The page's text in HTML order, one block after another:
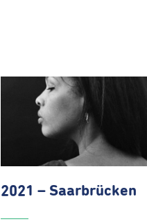
2021 – Saarbrücken